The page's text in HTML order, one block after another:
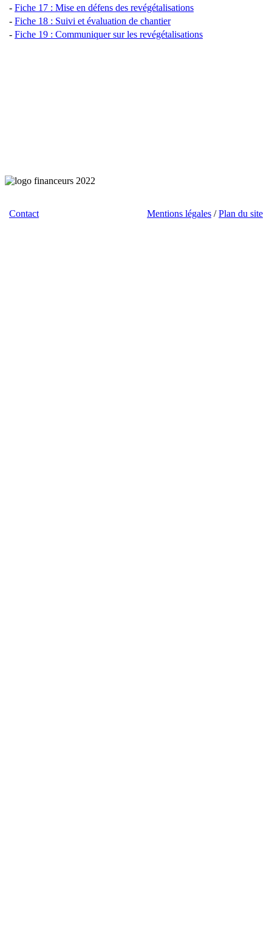
- Fiche 17 : Mise en défens des revégétalisations
- Fiche 18 : Suivi et évaluation de chantier
- Fiche 19 : Communiquer sur les revégétalisations
Contact Mentions légales /Plan du site